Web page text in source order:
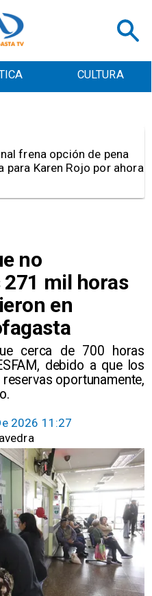
CULTURA
no
mil horas
en
cerca de 700 horas
debido a que los
oportunamente,
2026 11:27
frena opción de pena
para Karen Rojo por ahora